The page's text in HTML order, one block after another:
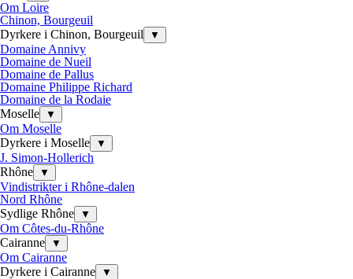
Om Loire
Chinon, Bourgeuil
Dyrkere i Chinon, Bourgeuil
▼
Domaine Annivy
Domaine de Nueil
Domaine de Pallus
Domaine Philippe Richard
Domaine de la Rodaie
Moselle
▼
Om Moselle
Dyrkere i Moselle
▼
J. Simon-Hollerich
Rhône
▼
Vindistrikter i Rhône-dalen
Nord Rhône
Sydlige Rhône
▼
Om Côtes-du-Rhône
Cairanne
▼
Om Cairanne
Dyrkere i Cairanne
▼